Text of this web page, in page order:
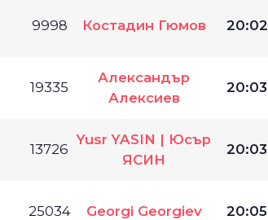
9998 Костадин Гюмов 20:02
19335
Александър
Алексиев
20:03
13726
Yusr YASIN | Юсър
ЯСИН
20:03
25034 Georgi Georgiev 20:05